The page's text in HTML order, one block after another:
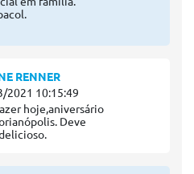
RENNER
2021 10:15:49
hoje,aniversário
Deve